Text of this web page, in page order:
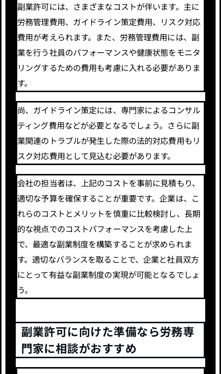
副業許可には、さまざまなコストが伴います。主に
労務管理費用、ガイドライン策定費用、リスク対応
費用が考えられます。また、労務管理費用には、副
業を行う社員のパフォーマンスや健康状態をモニタ
リングするための費用も考慮に入れる必要がありま
す。
尚、ガイドライン策定には、専門家によるコンサル
ティング費用などが必要となるでしょう。さらに副
業関連のトラブルが発生した際の法的対応費用もリ
スク対応費用として見込む必要があります。
会社の担当者は、上記のコストを事前に見積もり、
適切な予算を確保することが重要です。企業は、こ
れらのコストとメリットを慎重に比較検討し、長期
的な視点でのコストパフォーマンスを考慮した上
で、最適な副業制度を構築することが求められま
す。適切なバランスを取ることで、企業と社員双方
にとって有益な副業制度の実現が可能となるでしょ
う。
副業許可に向けた準備なら労務専
門家に相談がおすすめ